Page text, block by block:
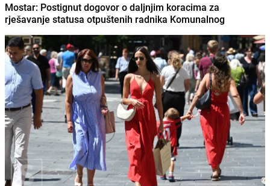
Mostar: Postignut dogovor o daljnjim koracima za
rješavanje statusa otpuštenih radnika Komunalnog